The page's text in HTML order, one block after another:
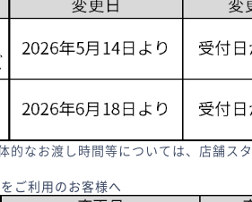
なお渡し時間等については、店舗ス
ご利用のお客様へ